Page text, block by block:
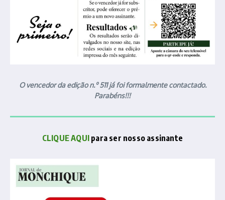
O vencedor da edição n.º 511 já foi formalmente contactado.
Parabéns!!!
CLIQUE AQUI para ser nosso assinante